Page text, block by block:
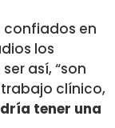
confiados en
los
así, “son
clínico,
tener una